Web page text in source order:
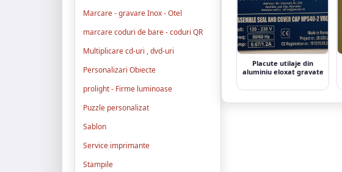
Marcare - gravare Inox - Otel
marcare coduri de bare - coduri QR
Multiplicare cd-uri , dvd-uri
Personalizari Obiecte
prolight - Firme luminoase
Puzzle personalizat
Sablon
Service imprimante
Stampile
Placute utilaje din
aluminiu eloxat gravate